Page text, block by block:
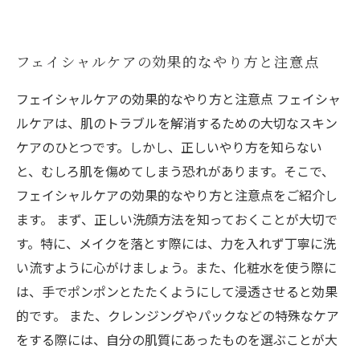
フェイシャルケアの効果的なやり方と注意点
フェイシャルケアの効果的なやり方と注意点 フェイシャ
ルケアは、肌のトラブルを解消するための大切なスキン
ケアのひとつです。しかし、正しいやり方を知らない
と、むしろ肌を傷めてしまう恐れがあります。そこで、
フェイシャルケアの効果的なやり方と注意点をご紹介し
ます。 まず、正しい洗顔方法を知っておくことが大切で
す。特に、メイクを落とす際には、力を入れず丁寧に洗
い流すように心がけましょう。また、化粧水を使う際に
は、手でポンポンとたたくようにして浸透させると効果
的です。 また、クレンジングやパックなどの特殊なケア
をする際には、自分の肌質にあったものを選ぶことが大